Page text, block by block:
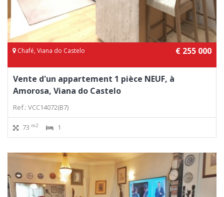
Chafé, Viana do Castelo € 255 000
Vente d'un appartement 1 pièce NEUF, à
Amorosa, Viana do Castelo
Ref.: VCC14072(B7)
73 m2 1